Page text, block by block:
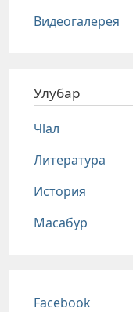
Видеогалерея
Улубар
Чlал
Литература
История
Масабур
Соц сети
Facebook